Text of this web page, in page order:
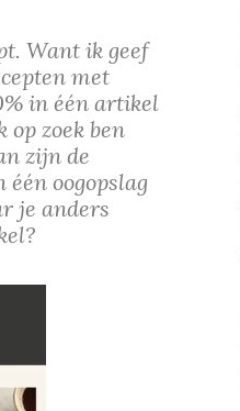
Want ik geef
met
in één artikel
zoek ben
zijn de
oogopslag
je anders